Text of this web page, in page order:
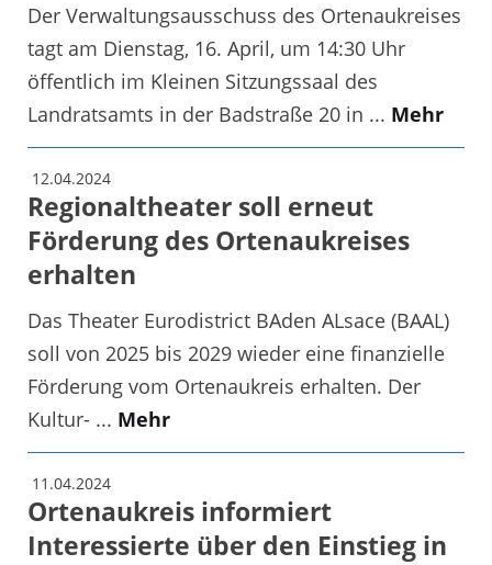
Der Verwaltungsausschuss des Ortenaukreises
tagt am Dienstag, 16. April, um 14:30 Uhr
öffentlich im Kleinen Sitzungssaal des
Landratsamts in der Badstraße 20 in ... Mehr
12.04.2024
Regionaltheater soll erneut
Förderung des Ortenaukreises
erhalten
Das Theater Eurodistrict BAden ALsace (BAAL)
soll von 2025 bis 2029 wieder eine finanzielle
Förderung vom Ortenaukreis erhalten. Der
Kultur- ... Mehr
11.04.2024
Ortenaukreis informiert
Interessierte über den Einstieg in